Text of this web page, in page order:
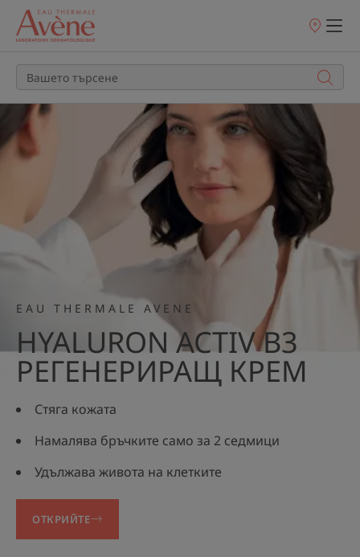
Точки
ОТКРИЙТЕ
EAU THERMALE AVENE
HYALURON ACTIV B3
РЕГЕНЕРИРАЩ КРЕМ
Стяга кожата
Намалява бръчките само за 2 седмици
Удължава живота на клетките
ОТКРИЙТЕ